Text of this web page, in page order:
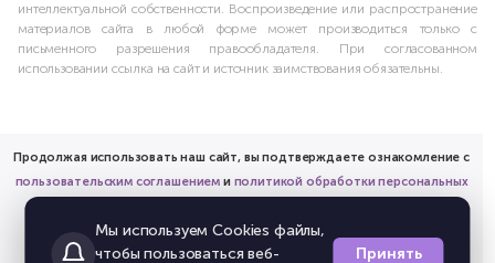
интеллектуальной собственности. Воспроизведение или распространение
материалов сайта в любой форме может производиться только с
письменного разрешения правообладателя. При согласованном
использовании ссылка на сайт и источник заимствования обязательны.
Продолжая использовать наш сайт, вы подтверждаете ознакомление с
пользовательским соглашением и политикой обработки персональных
и предоставляете согласие на обработку соответствующих
персональных данных.
Мы используем Cookies файлы,
чтобы пользоваться веб-
Принять